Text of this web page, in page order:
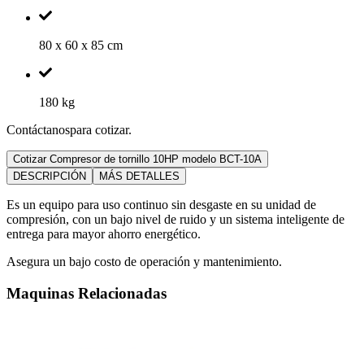
80 x 60 x 85 cm
180 kg
Contáctanospara cotizar.
Cotizar Compresor de tornillo 10HP modelo BCT-10A
DESCRIPCIÓN
MÁS DETALLES
Es un equipo para uso continuo sin desgaste en su unidad de
compresión, con un bajo nivel de ruido y un sistema inteligente de
entrega para mayor ahorro energético.
Asegura un bajo costo de operación y mantenimiento.
Maquinas Relacionadas